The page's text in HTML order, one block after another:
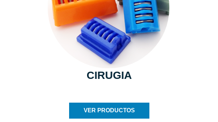
CIRUGIA
VER PRODUCTOS